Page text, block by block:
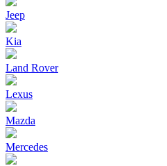
Jeep
Kia
Land Rover
Lexus
Mazda
Mercedes